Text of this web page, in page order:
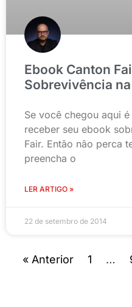
Ebook Canton
Sobrevivência
Se você chegou aqui
receber seu ebook
Fair. Então não perca
preencha o
LER ARTIGO »
22 de setembro de 2014
« Anterior 1 …